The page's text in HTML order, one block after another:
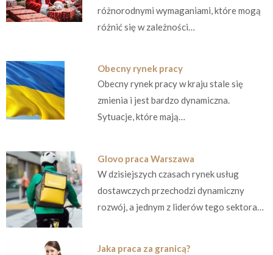
różnorodnymi wymaganiami, które mogą
różnić się w zależności…
Obecny rynek pracy
Obecny rynek pracy w kraju stale się
zmienia i jest bardzo dynamiczna.
Sytuacje, które mają…
Glovo praca Warszawa
W dzisiejszych czasach rynek usług
dostawczych przechodzi dynamiczny
rozwój, a jednym z liderów tego sektora…
Jaka praca za granicą?